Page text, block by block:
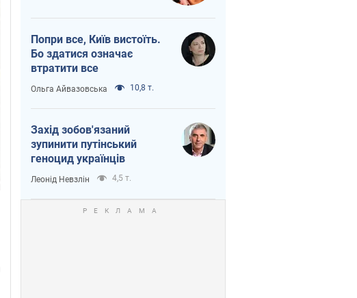
Попри все, Київ вистоїть.
Бо здатися означає
втратити все
Ольга Айвазовська 10,8 т.
Захід зобов'язаний
зупинити путінський
геноцид українців
Леонід Невзлін 4,5 т.